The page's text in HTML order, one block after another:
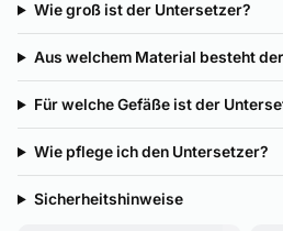
Wie groß ist der Untersetzer?
Aus welchem Material besteht
Für welche Gefäße ist der
Wie pflege ich den Untersetzer?
Sicherheitshinweise